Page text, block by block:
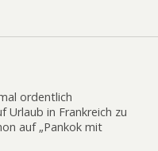
ordentlich
Urlaub in Frankreich zu
auf „Pankok mit